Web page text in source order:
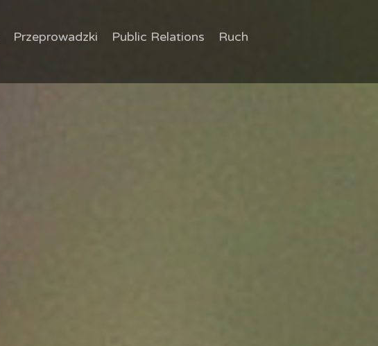
Przeprowadzki Public Relations
Ruch